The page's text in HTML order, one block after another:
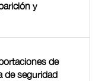
y
de
de seguridad